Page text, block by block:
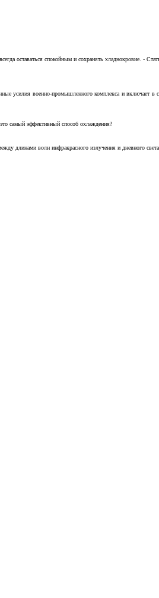
оставаться спокойным и сохранять хладнокровие. -
усилия военно-промышленного комплекса и
самый эффективный способ охлаждения?
длинами волн инфракрасного излучения и дневного света.